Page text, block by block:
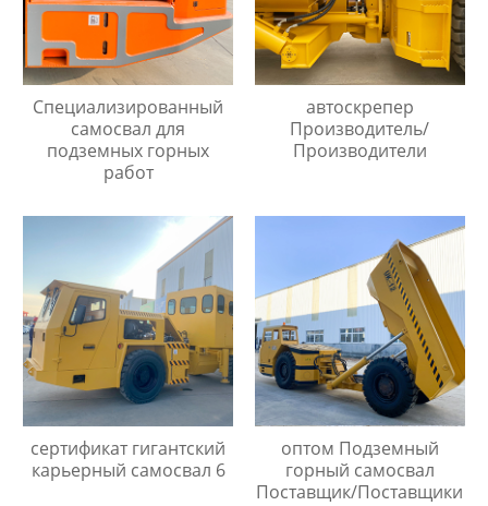
Специализированный
самосвал для
подземных горных
работ
автоскрепер
Производитель/
Производители
сертификат гигантский
карьерный самосвал 6
оптом Подземный
горный самосвал
Поставщик/Поставщики